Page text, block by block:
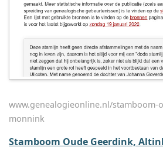
www.genealogieonline.nl/stamboom-
monnink
Stamboom Oude Geerdink,